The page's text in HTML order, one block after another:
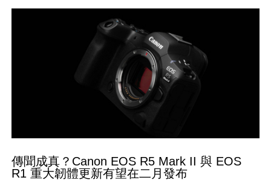
傳聞成真？Canon EOS R5 Mark II 與 EOS
R1 重大韌體更新有望在二月發布